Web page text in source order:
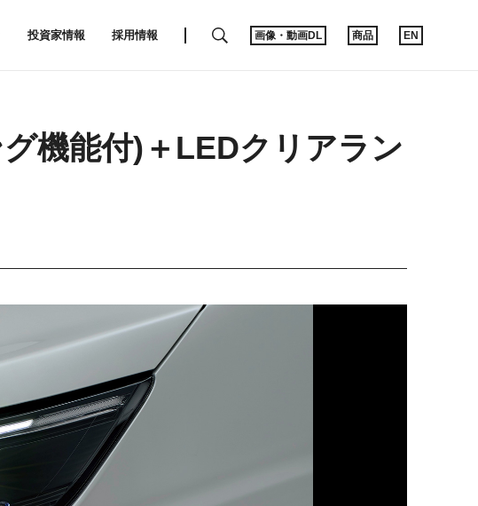
投資家情報 採用情報 SEARCH画像・動画DL 商品 EN
機能付)＋LEDクリアラン